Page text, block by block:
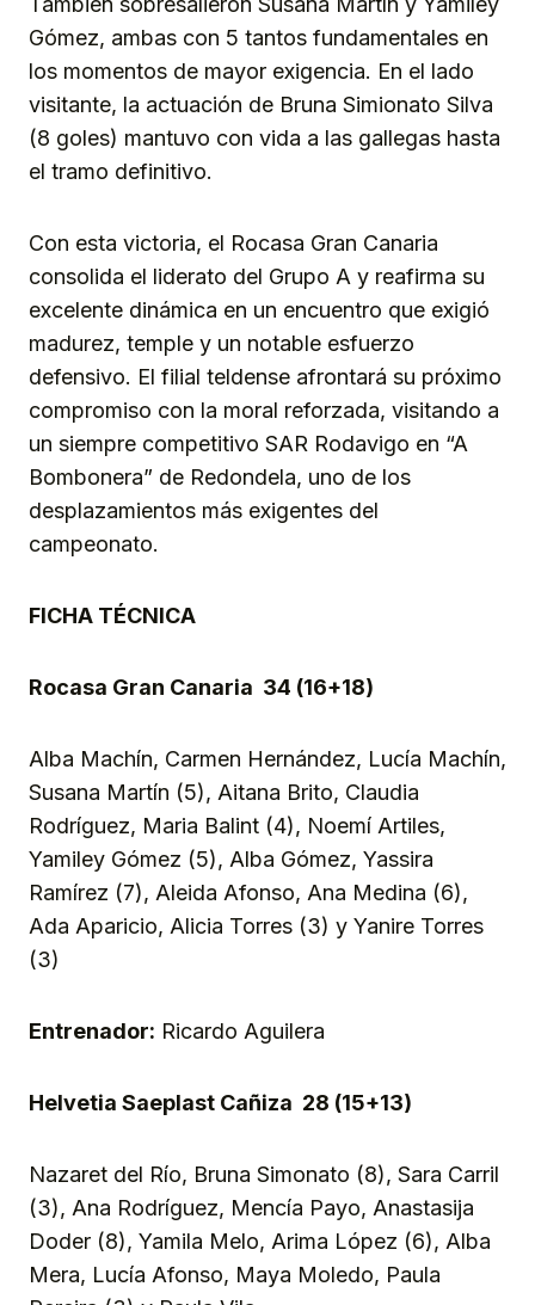
Gómez, ambas con 5 tantos fundamentales en
los momentos de mayor exigencia. En el lado
visitante, la actuación de Bruna Simionato Silva
(8 goles) mantuvo con vida a las gallegas hasta
el tramo definitivo.
Con esta victoria, el Rocasa Gran Canaria
consolida el liderato del Grupo A y reafirma su
excelente dinámica en un encuentro que exigió
madurez, temple y un notable esfuerzo
defensivo. El filial teldense afrontará su próximo
compromiso con la moral reforzada, visitando a
un siempre competitivo SAR Rodavigo en “A
Bombonera” de Redondela, uno de los
desplazamientos más exigentes del
campeonato.
FICHA TÉCNICA
Rocasa Gran Canaria 34 (16+18)
Alba Machín, Carmen Hernández, Lucía Machín,
Susana Martín (5), Aitana Brito, Claudia
Rodríguez, Maria Balint (4), Noemí Artiles,
Yamiley Gómez (5), Alba Gómez, Yassira
Ramírez (7), Aleida Afonso, Ana Medina (6),
Ada Aparicio, Alicia Torres (3) y Yanire Torres
(3)
Entrenador: Ricardo Aguilera
Helvetia Saeplast Cañiza 28 (15+13)
Nazaret del Río, Bruna Simonato (8), Sara Carril
(3), Ana Rodríguez, Mencía Payo, Anastasija
Doder (8), Yamila Melo, Arima López (6), Alba
Mera, Lucía Afonso, Maya Moledo, Paula